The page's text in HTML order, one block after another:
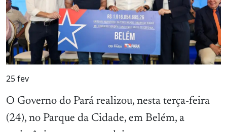
25fev
O Governo do Pará realizou, nesta terça-feira
(24), no Parque da Cidade, em Belém, a